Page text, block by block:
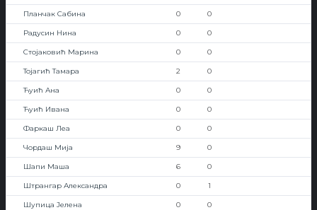
Планчак Сабина 0 0
Радусин Нина 0 0
Стојаковић Марина 0 0
Тојагић Тамара 2 0
Ћуић Ана 0 0
Ћуић Ивана 0 0
Фаркаш Леа 0 0
Чордаш Мија 9 0
Шапи Маша 6 0
Штрангар Александра 0 1
Шупица Јелена 0 0